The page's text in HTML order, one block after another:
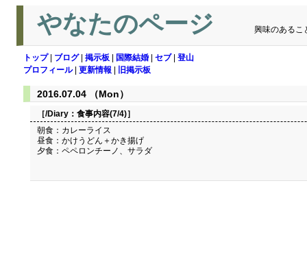
やなたのページ 興味のあるこ
トップ| ブログ| 掲示板 国際結婚 セブ| 登山
プロフィール| 更新情報 旧掲示板
2016.07.04 （Mon）
［/Diary： 食事内容(7/4)］
朝食：カレーライス
昼食：かけうどん＋かき揚げ
夕食：ペペロンチーノ、サラダ